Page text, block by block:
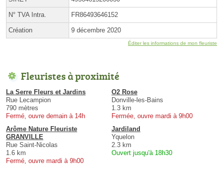
N° TVA Intra. FR86493646152
Création 9 décembre 2020
Éditer les informations de mon fleuriste
Fleuristes à proximité
La Serre Fleurs et Jardins
Rue Lecampion
790 mètres
Fermé, ouvre demain à 14h
O2 Rose
Donville-les-Bains
1.3 km
Fermée, ouvre mardi à 9h00
Arôme Nature Fleuriste
GRANVILLE
Rue Saint-Nicolas
1.6 km
Fermé, ouvre mardi à 9h00
Jardiland
Yquelon
2.3 km
Ouvert jusqu'à 18h30